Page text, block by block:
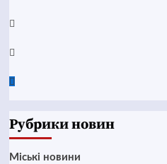
Instagram
Twitter
Google
Рубрики новин
Mіські новини